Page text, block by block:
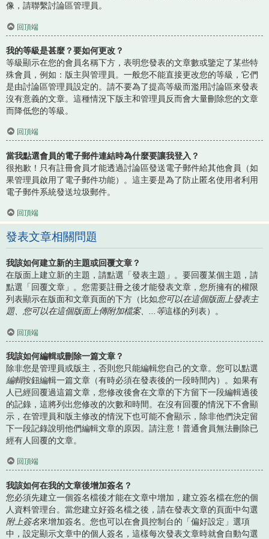
像，請聯繫討論區管理員。
回頂端
我的等級是甚麼？要如何更改？
等級顯示在您的會員名稱下方，表明您發表的文章數或鑒定了某些特
殊會員，例如：版主與管理員。一般您不能直接更改您的等級，它們
是由討論區管理員設定的。請不要為了提高等級而濫用討論區來發表
沒有意義的文章。這種情況下版主和管理員反而會大量刪除您的文章
而降低您的等級。
回頂端
當我點選會員的電子郵件連結時為什麼要讓我登入？
很抱歉！只有註冊會員才能透過討論區發送電子郵件給其他會員（如
果管理員啟用了電子郵件功能）。這主要是為了防止匿名使用者利用
電子郵件系統發送垃圾郵件。
回頂端
發表文章相關問題
我該如何建立新的主題或回覆文章？
在版面上建立新的主題，請點選「發表主題」。要回覆某個主題，請
點選「回覆文章」。您需要註冊之後才能發表文章，您所擁有的權限
列表顯示在版面和文章頁面的下方（比如您可以在這個版面上發表主
題、您可以在這個版面上傳附加檔案、...等這樣的列表）。
回頂端
我該如何編輯或刪除一篇文章？
除非您是管理員或版主，否則您只能編輯您自己的文章。您可以點選
編輯按鈕編輯一篇文章（有時必須在發表後的一段時間內）。如果有
人已經回覆過這篇文章，您修改後會在文章的下方留下一段編輯過後
的記錄，這將列出您修改的次數和時間。在沒有回覆的情況下不會顯
示，在管理員和版主修改的情況下也可能不會顯示，除非他們決定留
下一段記錄說明他們編輯文章的原因。請注意！普通會員無法刪除已
經有人回覆的文章。
回頂端
我該如何在我的文章後增加簽名？
您必須先建立一個簽名檔後才能在文章中增加，建立簽名檔在您的個
人資料管理台。當您建立好簽名檔之後，請在發表文章的頁面中勾選
附上簽名來增加簽名。您也可以在會員控制台的「偏好設定」選項
中，設定顯示文章中的個人簽名，這樣每次發表文章時就會自動勾選